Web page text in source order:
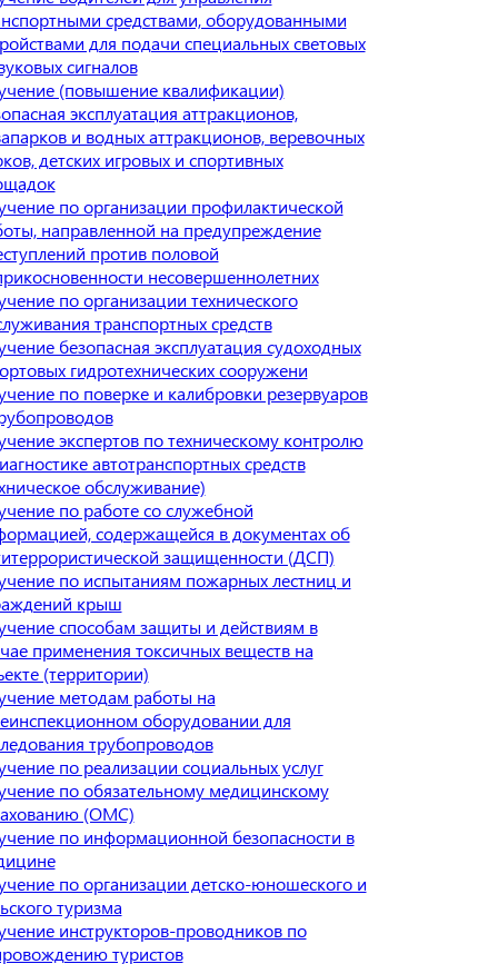
средствами, оборудованными
для подачи специальных световых
сигналов
(повышение квалификации)
эксплуатация аттракционов,
и водных аттракционов, веревочных
детских игровых и спортивных
по организации профилактической
направленной на предупреждение
против половой
несовершеннолетних
по организации технического
транспортных средств
безопасная эксплуатация судоходных
гидротехнических сооружени
по поверке и калибровки резервуаров
экспертов по техническому контролю
автотранспортных средств
обслуживание)
по работе со служебной
содержащейся в документах об
защищенности (ДСП)
по испытаниям пожарных лестниц и
крыш
способам защиты и действиям в
применения токсичных веществ на
(территории)
методам работы на
оборудовании для
трубопроводов
по реализации социальных услуг
по обязательному медицинскому
(ОМС)
по информационной безопасности в
по организации детско-юношеского и
туризма
инструкторов-проводников по
туристов